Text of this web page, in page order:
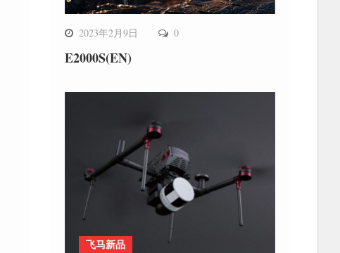
2023年2月9日 0
E2000S(EN)
飞马新品